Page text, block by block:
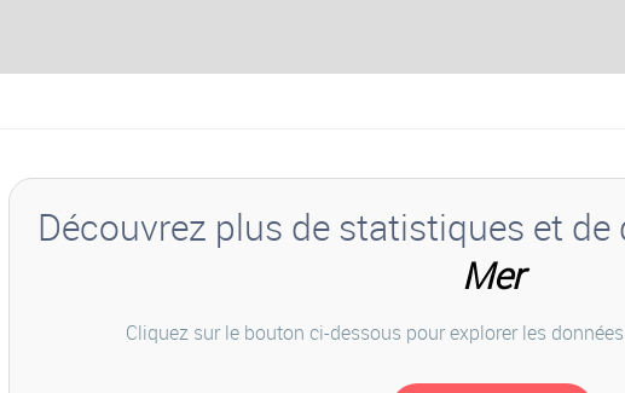
Découvrez plus de statistiques et de
Mer
Cliquez sur le bouton ci-dessous pour explorer les